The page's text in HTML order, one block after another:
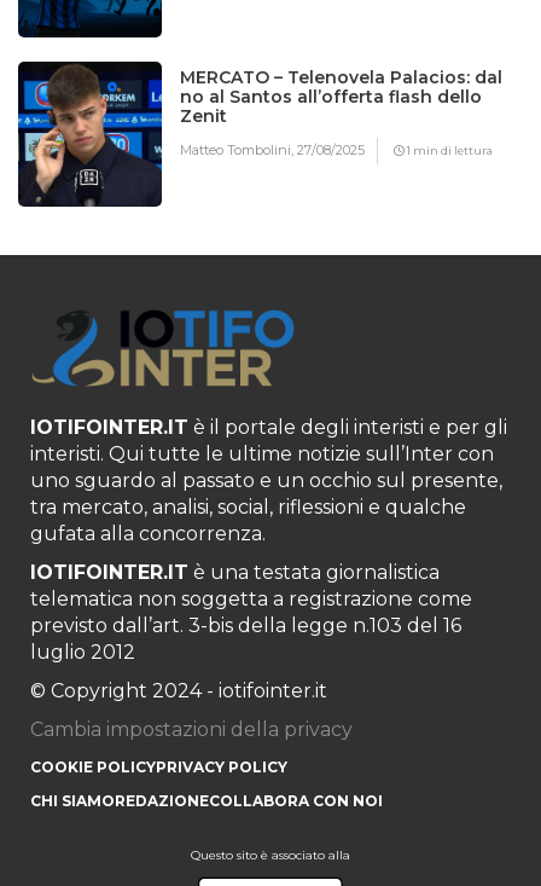
MERCATO – Telenovela Palacios: dal
no al Santos all’offerta flash dello
Zenit
Matteo Tombolini,27/08/2025 1 min di lettura
IOTIFOINTER.IT è il portale degli interisti e per gli
interisti. Qui tutte le ultime notizie sull’Inter con
uno sguardo al passato e un occhio sul presente,
tra mercato, analisi, social, riflessioni e qualche
gufata alla concorrenza.
IOTIFOINTER.IT è una testata giornalistica
telematica non soggetta a registrazione come
previsto dall’art. 3-bis della legge n.103 del 16
luglio 2012
© Copyright 2024 - iotifointer.it
Cambia impostazioni della privacy
COOKIE POLICYPRIVACY POLICY
CHI SIAMOREDAZIONECOLLABORA CON NOI
Questo sito è associato alla